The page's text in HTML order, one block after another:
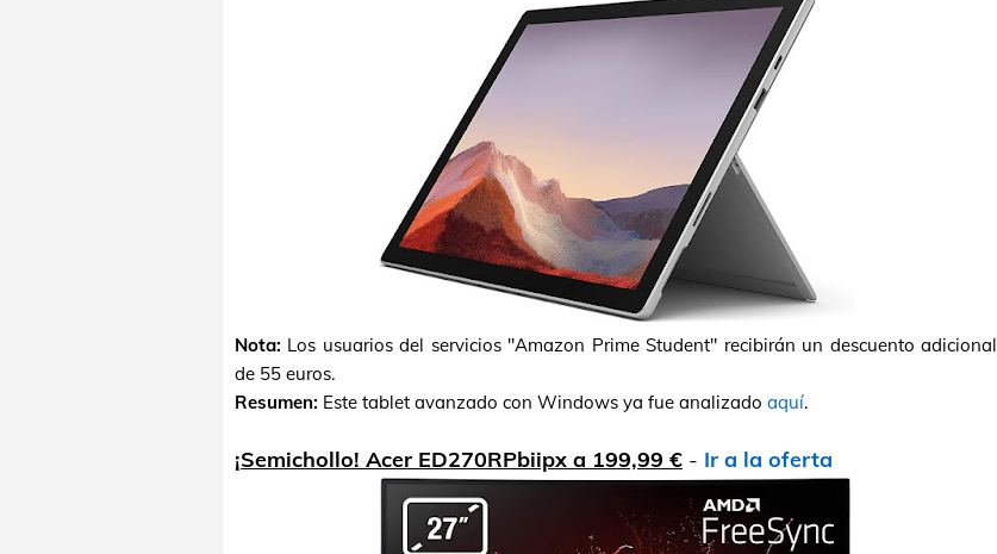
Nota: Los usuarios del servicios "Amazon Prime Student" recibirán un descuento adicional
de 55 euros.
Resumen: Este tablet avanzado con Windows ya fue analizado aquí.
¡Semichollo! Acer ED270RPbiipx a 199,99 € - Ir a la oferta